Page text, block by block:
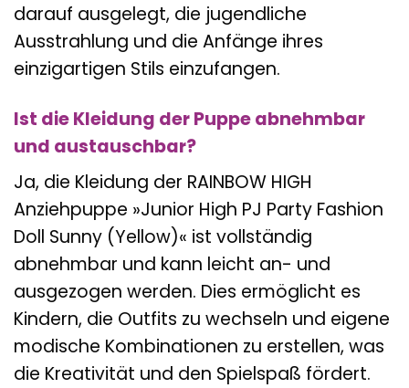
darauf ausgelegt, die jugendliche
Ausstrahlung und die Anfänge ihres
einzigartigen Stils einzufangen.
Ist die Kleidung der Puppe abnehmbar
und austauschbar?
Ja, die Kleidung der RAINBOW HIGH
Anziehpuppe »Junior High PJ Party Fashion
Doll Sunny (Yellow)« ist vollständig
abnehmbar und kann leicht an- und
ausgezogen werden. Dies ermöglicht es
Kindern, die Outfits zu wechseln und eigene
modische Kombinationen zu erstellen, was
die Kreativität und den Spielspaß fördert.